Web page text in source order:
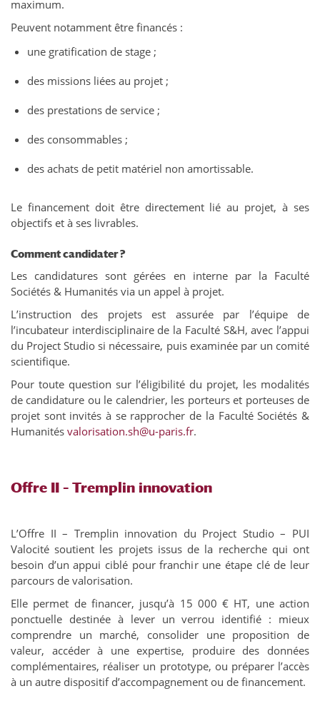
maximum.
Peuvent notamment être financés :
une gratification de stage ;
des missions liées au projet ;
des prestations de service ;
des consommables ;
des achats de petit matériel non amortissable.
Le financement doit être directement lié au projet, à ses
objectifs et à ses livrables.
Comment candidater ?
Les candidatures sont gérées en interne par la Faculté
Sociétés & Humanités via un appel à projet.
L’instruction des projets est assurée par l’équipe de
l’incubateur interdisciplinaire de la Faculté S&H, avec l’appui
du Project Studio si nécessaire, puis examinée par un comité
scientifique.
Pour toute question sur l’éligibilité du projet, les modalités
de candidature ou le calendrier, les porteurs et porteuses de
projet sont invités à se rapprocher de la Faculté Sociétés &
Humanités valorisation.sh@u-paris.fr.
Offre II – Tremplin innovation
L’Offre II – Tremplin innovation du Project Studio – PUI
Valocité soutient les projets issus de la recherche qui ont
besoin d’un appui ciblé pour franchir une étape clé de leur
parcours de valorisation.
Elle permet de financer, jusqu’à 15 000 € HT, une action
ponctuelle destinée à lever un verrou identifié : mieux
comprendre un marché, consolider une proposition de
valeur, accéder à une expertise, produire des données
complémentaires, réaliser un prototype, ou préparer l’accès
à un autre dispositif d’accompagnement ou de financement.